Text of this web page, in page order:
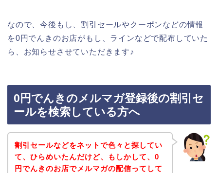
なので、今後もし、割引セールやクーポンなどの情報
を0円でんきのお店がもし、ラインなどで配布していた
ら、お知らせさせていただきます♪
0円でんきのメルマガ登録後の割引セ
ールを検索している方へ
割引セールなどをネットで色々と探してい
て、ひらめいたんだけど、もしかして、0
円でんきのお店でメルマガの配信ってして